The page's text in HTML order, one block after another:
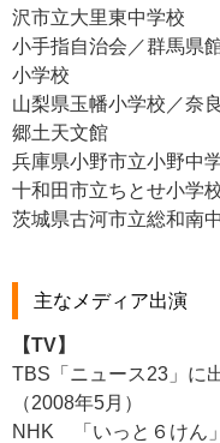
沢市立大里東中学校
小手指自治会／群馬県
小学校
山梨県玉幡小学校／奈
郷土天文館
兵庫県小野市立小野中
十和田市立ちとせ小学
茨城県古河市立総和南
主なメディア出演
【TV】
TBS「ニュース23」に
（2008年5月）
NHK 「いっと６けん